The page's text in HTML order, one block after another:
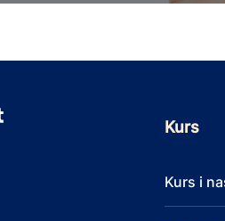
Kurs
Kurs i